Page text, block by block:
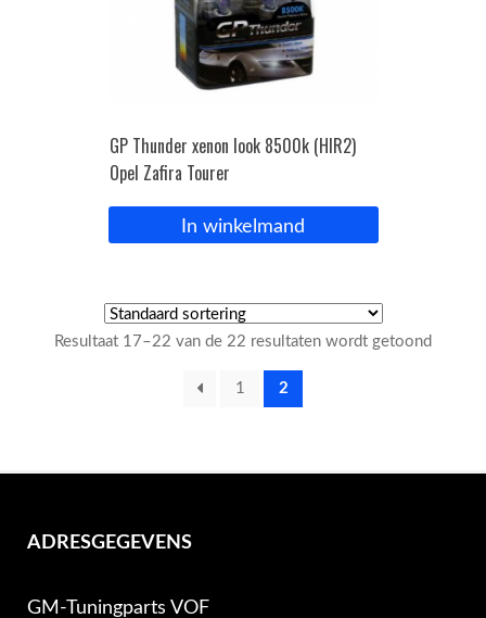
GP Thunder xenon look 8500k (HIR2)
Opel Zafira Tourer
In winkelmand
Resultaat 17–22 van de 22 resultaten wordt getoond
1 2
ADRESGEGEVENS
GM-Tuningparts VOF